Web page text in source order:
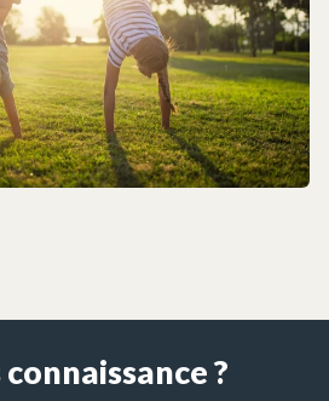
connaissance ?